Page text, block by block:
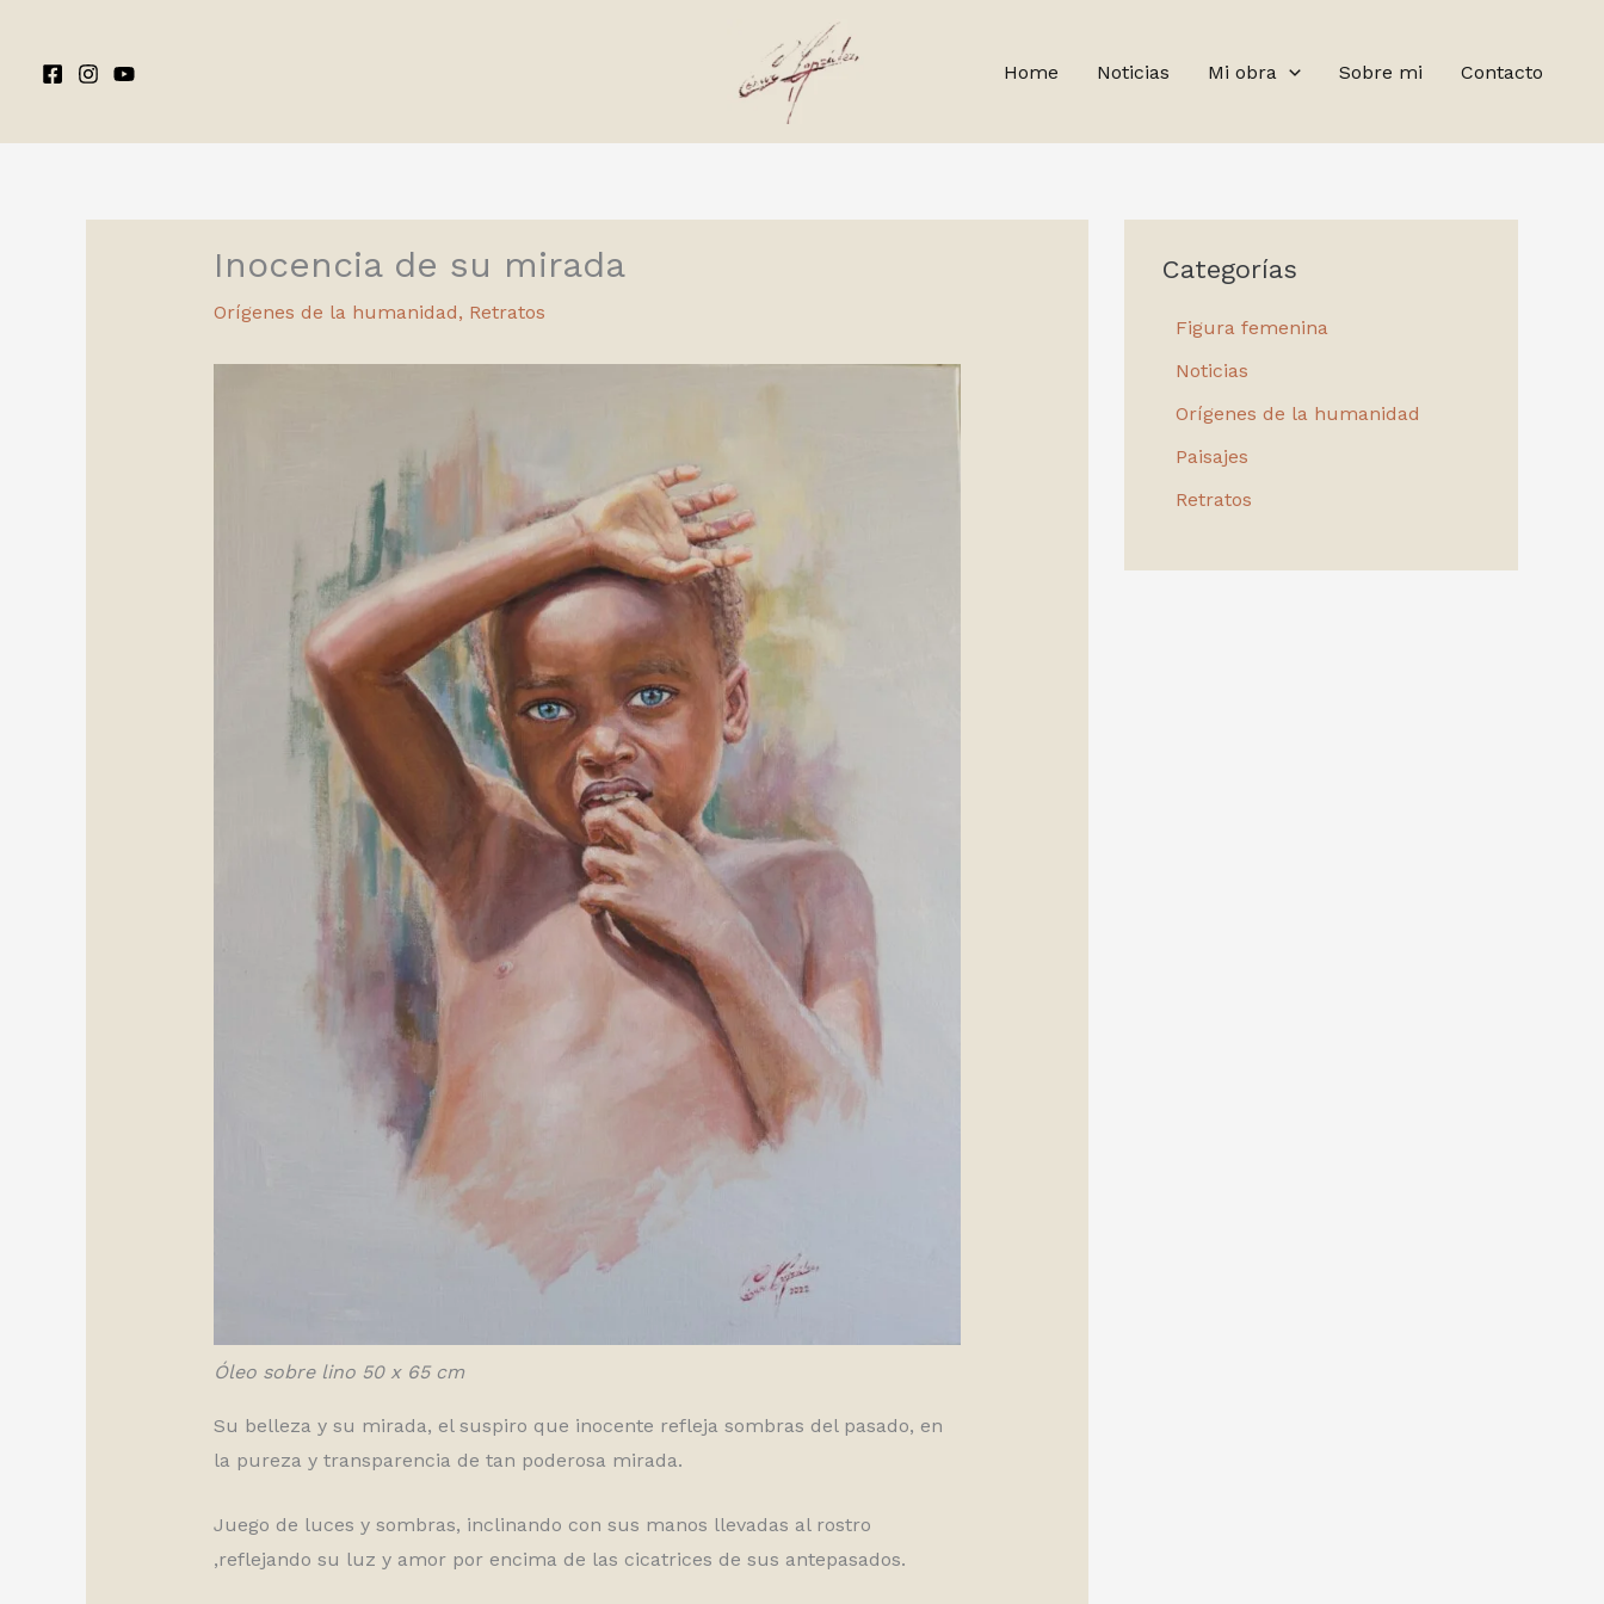
contenido
Home Noticias Mi obra Sobre mi Contacto
Inocencia de su mirada
Orígenes de la humanidad, Retratos
Óleo sobre lino 50 x 65 cm
Su belleza y su mirada, el suspiro que inocente refleja sombras del pasado, en
la pureza y transparencia de tan poderosa mirada.
Juego de luces y sombras, inclinando con sus manos llevadas al rostro
,reflejando su luz y amor por encima de las cicatrices de sus antepasados.
Categorías
Figura femenina
Noticias
Orígenes de la humanidad
Paisajes
Retratos